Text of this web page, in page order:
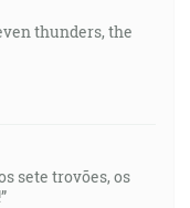
thunders, the
sete trovões, os